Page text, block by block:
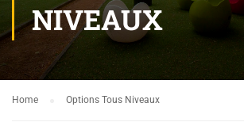
NIVEAUX
Home Options Tous Niveaux